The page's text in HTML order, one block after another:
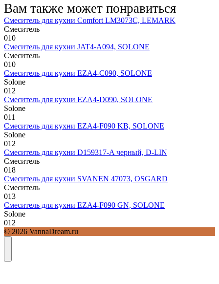
Вам также может понравиться
Смеситель для кухни Comfort LM3073C, LEMARK
Смеситель
010
Смеситель для кухни JAT4-A094, SOLONE
Смеситель
010
Смеситель для кухни EZA4-C090, SOLONE
Solone
012
Смеситель для кухни EZA4-D090, SOLONE
Solone
011
Смеситель для кухни EZA4-F090 KB, SOLONE
Solone
012
Смеситель для кухни D159317-A черный, D-LIN
Смеситель
018
Смеситель для кухни SVANEN 47073, OSGARD
Смеситель
013
Смеситель для кухни EZA4-F090 GN, SOLONE
Solone
012
© 2026 VannaDream.ru